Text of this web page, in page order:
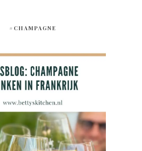
#CHAMPAGNE